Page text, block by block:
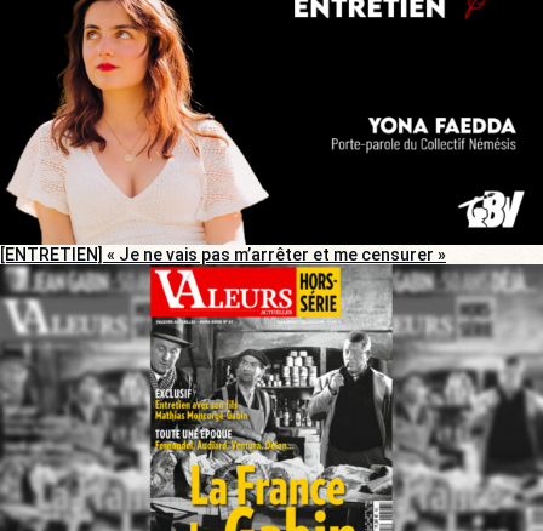
[ENTRETIEN] « Je ne vais pas m’arrêter et me censurer »